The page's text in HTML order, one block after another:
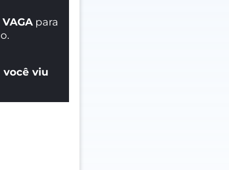
para
você viu